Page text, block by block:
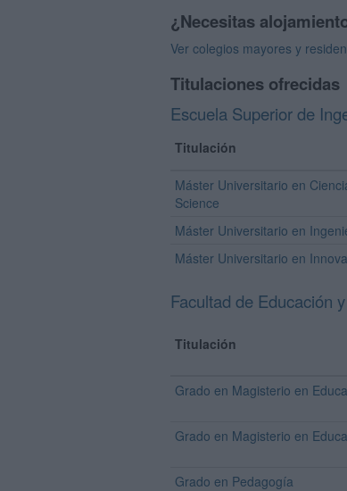
¿Necesitas
Ver colegios mayores y
Titulaciones ofrecidas
Escuela Superior de
Titulación
Máster Universitario en
Science
Máster Universitario en
Máster Universitario en
Facultad de Educación
Titulación
Grado en Magisterio en
Grado en Magisterio en
Grado en Pedagogía